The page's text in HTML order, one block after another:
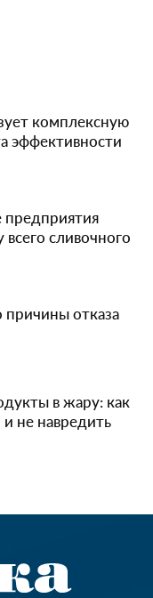
комплексную
эффективности
сливочного
причины отказа
в жару: как
не навредить